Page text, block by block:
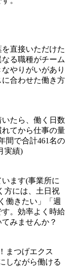
直接いただけた
る職種がチーム
やりがいがあり
合わせた働き方
たら、働く日数
てから仕事の量
間で合計461名の
実績)
ます(事業所に
方には、土日祝
働きたい」「週
。効率よく時給
みませんか？
まつげエクス
しながら働ける